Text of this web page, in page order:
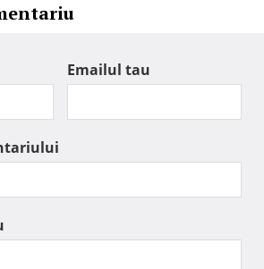
Emailul tau